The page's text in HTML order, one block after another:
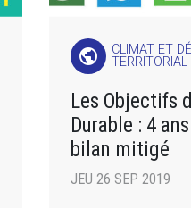
public
CLIMAT ET
TERRITORIAL
Les Objectifs
Durable : 4
bilan mitigé
JEU 26 SEP 2019